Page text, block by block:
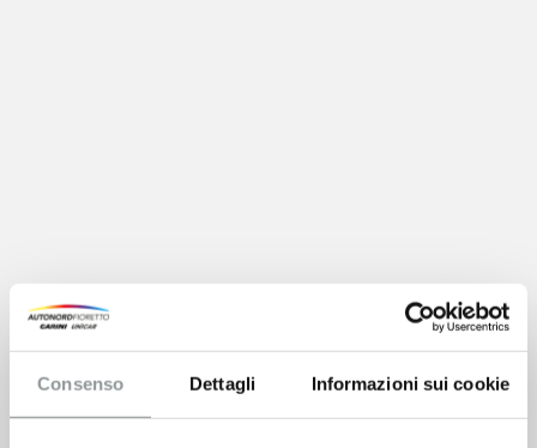
Consenso Dettagli Informazioni sui cookie